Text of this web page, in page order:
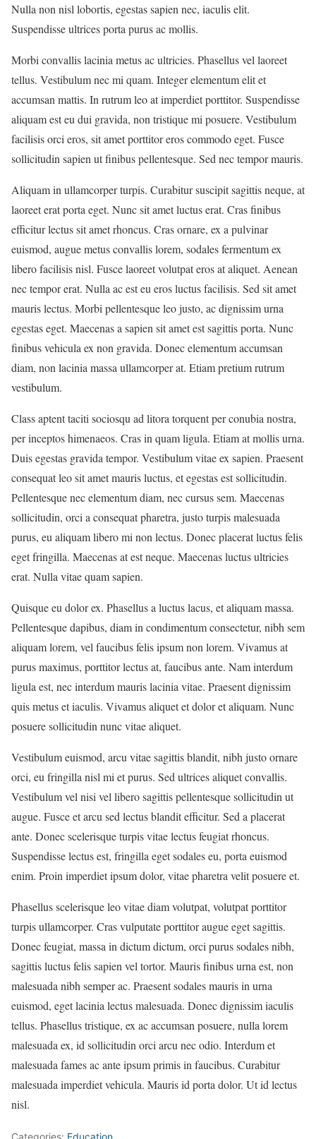
Nulla non nisl lobortis, egestas sapien nec, iaculis elit.
Suspendisse ultrices porta purus ac mollis.
Morbi convallis lacinia metus ac ultricies. Phasellus vel laoreet
tellus. Vestibulum nec mi quam. Integer elementum elit et
accumsan mattis. In rutrum leo at imperdiet porttitor. Suspendisse
aliquam est eu dui gravida, non tristique mi posuere. Vestibulum
facilisis orci eros, sit amet porttitor eros commodo eget. Fusce
sollicitudin sapien ut finibus pellentesque. Sed nec tempor mauris.
Aliquam in ullamcorper turpis. Curabitur suscipit sagittis neque, at
laoreet erat porta eget. Nunc sit amet luctus erat. Cras finibus
efficitur lectus sit amet rhoncus. Cras ornare, ex a pulvinar
euismod, augue metus convallis lorem, sodales fermentum ex
libero facilisis nisl. Fusce laoreet volutpat eros at aliquet. Aenean
nec tempor erat. Nulla ac est eu eros luctus facilisis. Sed sit amet
mauris lectus. Morbi pellentesque leo justo, ac dignissim urna
egestas eget. Maecenas a sapien sit amet est sagittis porta. Nunc
finibus vehicula ex non gravida. Donec elementum accumsan
diam, non lacinia massa ullamcorper at. Etiam pretium rutrum
vestibulum.
Class aptent taciti sociosqu ad litora torquent per conubia nostra,
per inceptos himenaeos. Cras in quam ligula. Etiam at mollis urna.
Duis egestas gravida tempor. Vestibulum vitae ex sapien. Praesent
consequat leo sit amet mauris luctus, et egestas est sollicitudin.
Pellentesque nec elementum diam, nec cursus sem. Maecenas
sollicitudin, orci a consequat pharetra, justo turpis malesuada
purus, eu aliquam libero mi non lectus. Donec placerat luctus felis
eget fringilla. Maecenas at est neque. Maecenas luctus ultricies
erat. Nulla vitae quam sapien.
Quisque eu dolor ex. Phasellus a luctus lacus, et aliquam massa.
Pellentesque dapibus, diam in condimentum consectetur, nibh sem
aliquam lorem, vel faucibus felis ipsum non lorem. Vivamus at
purus maximus, porttitor lectus at, faucibus ante. Nam interdum
ligula est, nec interdum mauris lacinia vitae. Praesent dignissim
quis metus et iaculis. Vivamus aliquet et dolor et aliquam. Nunc
posuere sollicitudin nunc vitae aliquet.
Vestibulum euismod, arcu vitae sagittis blandit, nibh justo ornare
orci, eu fringilla nisl mi et purus. Sed ultrices aliquet convallis.
Vestibulum vel nisi vel libero sagittis pellentesque sollicitudin ut
augue. Fusce et arcu sed lectus blandit efficitur. Sed a placerat
ante. Donec scelerisque turpis vitae lectus feugiat rhoncus.
Suspendisse lectus est, fringilla eget sodales eu, porta euismod
enim. Proin imperdiet ipsum dolor, vitae pharetra velit posuere et.
Phasellus scelerisque leo vitae diam volutpat, volutpat porttitor
turpis ullamcorper. Cras vulputate porttitor augue eget sagittis.
Donec feugiat, massa in dictum dictum, orci purus sodales nibh,
sagittis luctus felis sapien vel tortor. Mauris finibus urna est, non
malesuada nibh semper ac. Praesent sodales mauris in urna
euismod, eget lacinia lectus malesuada. Donec dignissim iaculis
tellus. Phasellus tristique, ex ac accumsan posuere, nulla lorem
malesuada ex, id sollicitudin orci arcu nec odio. Interdum et
malesuada fames ac ante ipsum primis in faucibus. Curabitur
malesuada imperdiet vehicula. Mauris id porta dolor. Ut id lectus
nisl.
Categories: Education